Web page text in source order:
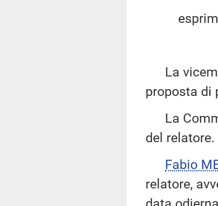
La
proposta di
La
del relatore.
Fabio
relatore,